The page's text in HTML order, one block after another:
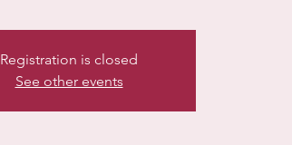
Registration is closed
See other events